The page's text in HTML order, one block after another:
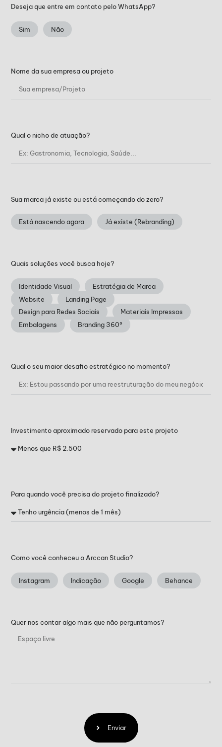
Deseja que entre em contato pelo WhatsApp?
Sim Não
Nome da sua empresa ou projeto
Qual o nicho de atuação?
Sua marca já existe ou está começando do zero?
Está nascendo agora Já existe (Rebranding)
Quais soluções você busca hoje?
Identidade Visual
Estratégia de Marca
Website
Landing Page
Design para Redes Sociais
Materiais Impressos
Embalagens
Branding 360º
Qual o seu maior desafio estratégico no momento?
Investimento aproximado reservado para este projeto
Para quando você precisa do projeto finalizado?
Como você conheceu o Arccan Studio?
Instagram Indicação Google Behance
Quer nos contar algo mais que não perguntamos?
Enviar